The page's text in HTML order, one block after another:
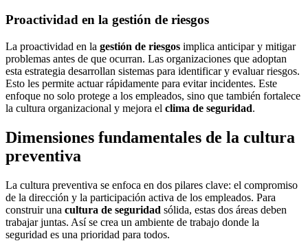
Proactividad en la gestión de riesgos
La proactividad en la gestión de riesgos implica anticipar y mitigar
problemas antes de que ocurran. Las organizaciones que adoptan
esta estrategia desarrollan sistemas para identificar y evaluar riesgos.
Esto les permite actuar rápidamente para evitar incidentes. Este
enfoque no solo protege a los empleados, sino que también fortalece
la cultura organizacional y mejora el clima de seguridad.
Dimensiones fundamentales de la cultura
preventiva
La cultura preventiva se enfoca en dos pilares clave: el compromiso
de la dirección y la participación activa de los empleados. Para
construir una cultura de seguridad sólida, estas dos áreas deben
trabajar juntas. Así se crea un ambiente de trabajo donde la
seguridad es una prioridad para todos.